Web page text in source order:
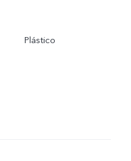
Plástico